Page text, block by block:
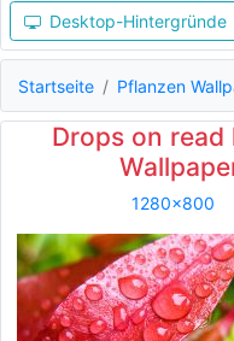
Desktop-Hintergründe
Startseite Pflanzen
Drops on read
1280x800